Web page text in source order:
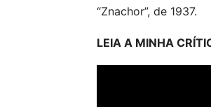
“Znachor”, de 1937.
LEIA A MINHA